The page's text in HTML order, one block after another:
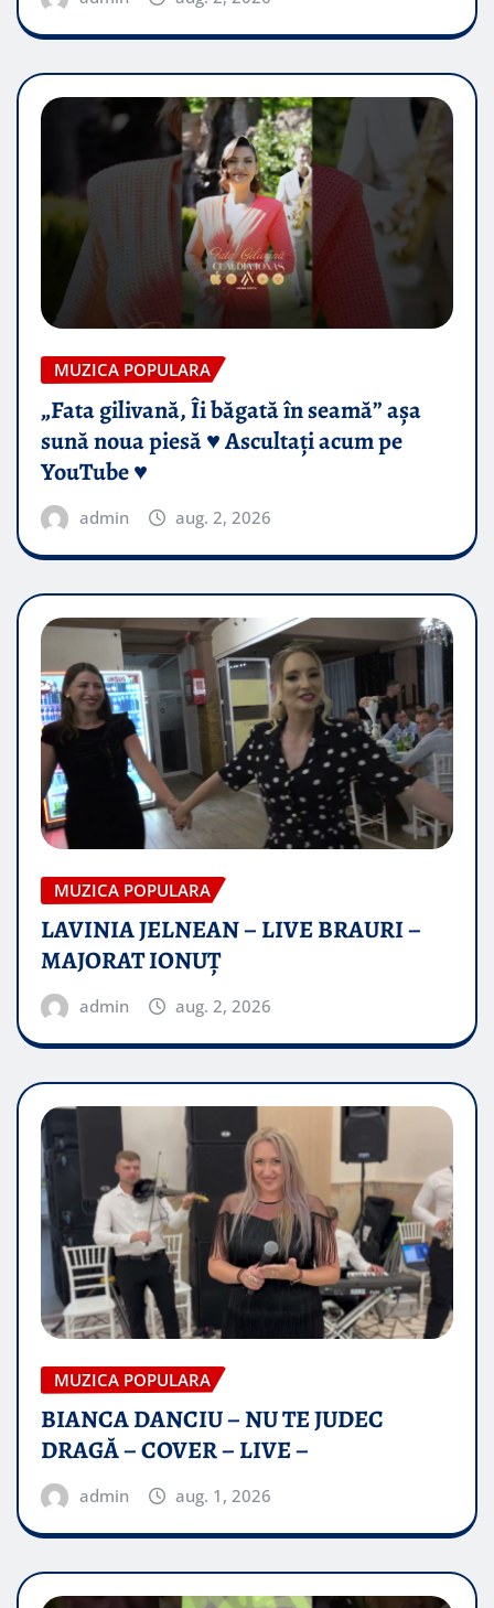
MUZICA POPULARA
„Fata gilivană, Îi băgată în seamă” așa
sună noua piesă ♥️ Ascultați acum pe
YouTube ♥️
admin aug. 2, 2026
MUZICA POPULARA
LAVINIA JELNEAN – LIVE BRAURI –
MAJORAT IONUŢ
admin aug. 2, 2026
MUZICA POPULARA
BIANCA DANCIU – NU TE JUDEC
DRAGĂ – COVER – LIVE –
admin aug. 1, 2026